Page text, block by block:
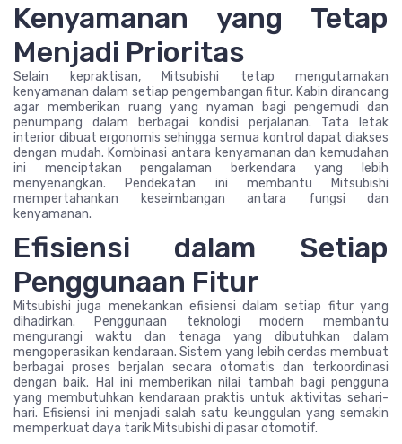
Kenyamanan yang Tetap
Menjadi Prioritas
Selain kepraktisan, Mitsubishi tetap mengutamakan
kenyamanan dalam setiap pengembangan fitur. Kabin dirancang
agar memberikan ruang yang nyaman bagi pengemudi dan
penumpang dalam berbagai kondisi perjalanan. Tata letak
interior dibuat ergonomis sehingga semua kontrol dapat diakses
dengan mudah. Kombinasi antara kenyamanan dan kemudahan
ini menciptakan pengalaman berkendara yang lebih
menyenangkan. Pendekatan ini membantu Mitsubishi
mempertahankan keseimbangan antara fungsi dan
kenyamanan.
Efisiensi dalam Setiap
Penggunaan Fitur
Mitsubishi juga menekankan efisiensi dalam setiap fitur yang
dihadirkan. Penggunaan teknologi modern membantu
mengurangi waktu dan tenaga yang dibutuhkan dalam
mengoperasikan kendaraan. Sistem yang lebih cerdas membuat
berbagai proses berjalan secara otomatis dan terkoordinasi
dengan baik. Hal ini memberikan nilai tambah bagi pengguna
yang membutuhkan kendaraan praktis untuk aktivitas sehari-
hari. Efisiensi ini menjadi salah satu keunggulan yang semakin
memperkuat daya tarik Mitsubishi di pasar otomotif.